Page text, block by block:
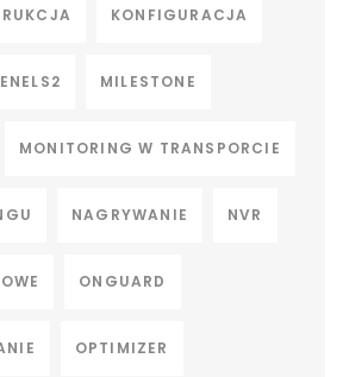
KONFIGURACJA
MILESTONE
MONITORING W TRANSPORCIE
NAGRYWANIE NVR
ONGUARD
OPTIMIZER